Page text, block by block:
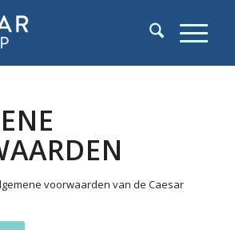
voorwaarden van de Caesar